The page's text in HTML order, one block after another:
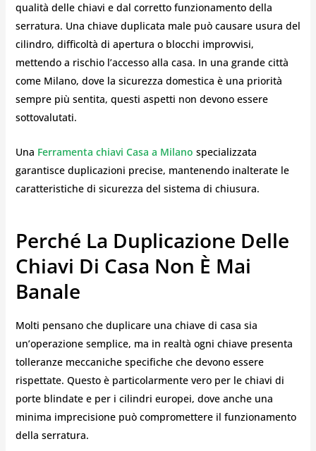
qualità delle chiavi e dal corretto funzionamento della
serratura. Una chiave duplicata male può causare usura del
cilindro, difficoltà di apertura o blocchi improvvisi,
mettendo a rischio l’accesso alla casa. In una grande città
come Milano, dove la sicurezza domestica è una priorità
sempre più sentita, questi aspetti non devono essere
sottovalutati.
Una Ferramenta chiavi Casa a Milano specializzata
garantisce duplicazioni precise, mantenendo inalterate le
caratteristiche di sicurezza del sistema di chiusura.
Perché La Duplicazione Delle
Chiavi Di Casa Non È Mai
Banale
Molti pensano che duplicare una chiave di casa sia
un’operazione semplice, ma in realtà ogni chiave presenta
tolleranze meccaniche specifiche che devono essere
rispettate. Questo è particolarmente vero per le chiavi di
porte blindate e per i cilindri europei, dove anche una
minima imprecisione può compromettere il funzionamento
della serratura.